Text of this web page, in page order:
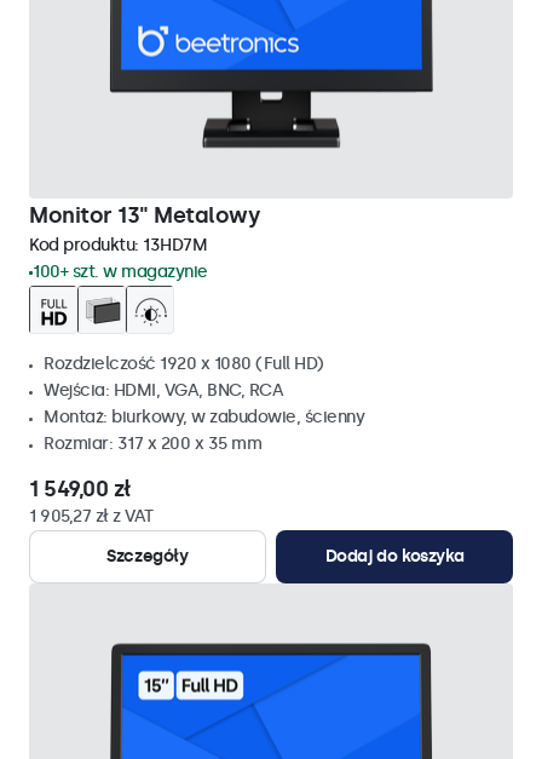
Monitor 13" Metalowy
Kod produktu: 13HD7M
100+ szt. w magazynie
Rozdzielczość 1920 x 1080 (Full HD)
Wejścia: HDMI, VGA, BNC, RCA
Montaż: biurkowy, w zabudowie, ścienny
Rozmiar: 317 x 200 x 35 mm
1 549,00 zł
1 905,27 zł z VAT
Szczegóły
Dodaj do koszyka